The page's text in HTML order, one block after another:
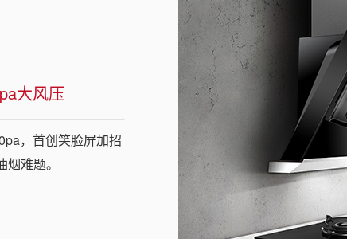
大风压
，首创笑脸屏加招
难题。